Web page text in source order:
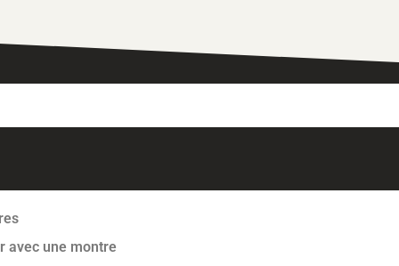
avec une montre